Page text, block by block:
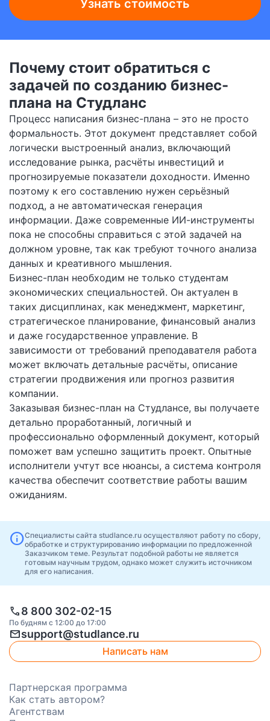
Узнать стоимость
Почему стоит обратиться с
задачей по созданию бизнес-
плана на Студланс
Процесс написания бизнес-плана – это не просто
формальность. Этот документ представляет собой
логически выстроенный анализ, включающий
исследование рынка, расчёты инвестиций и
прогнозируемые показатели доходности. Именно
поэтому к его составлению нужен серьёзный
подход, а не автоматическая генерация
информации. Даже современные ИИ-инструменты
пока не способны справиться с этой задачей на
должном уровне, так как требуют точного анализа
данных и креативного мышления.
Бизнес-план необходим не только студентам
экономических специальностей. Он актуален в
таких дисциплинах, как менеджмент, маркетинг,
стратегическое планирование, финансовый анализ
и даже государственное управление. В
зависимости от требований преподавателя работа
может включать детальные расчёты, описание
стратегии продвижения или прогноз развития
компании.
Заказывая бизнес-план на Студлансе, вы получаете
детально проработанный, логичный и
профессионально оформленный документ, который
поможет вам успешно защитить проект. Опытные
исполнители учтут все нюансы, а система контроля
качества обеспечит соответствие работы вашим
ожиданиям.
infoСпециалисты сайта studlance.ru осуществляют работу по сбору,
обработке и структурированию информации по предложенной
Заказчиком теме. Результат подобной работы не является
готовым научным трудом, однако может служить источником
для его написания.
call8 800 302-02-15
По будням с 12:00 до 17:00
mailsupport@studlance.ru
Написать нам
Партнерская программа
Как стать автором?
Агентствам